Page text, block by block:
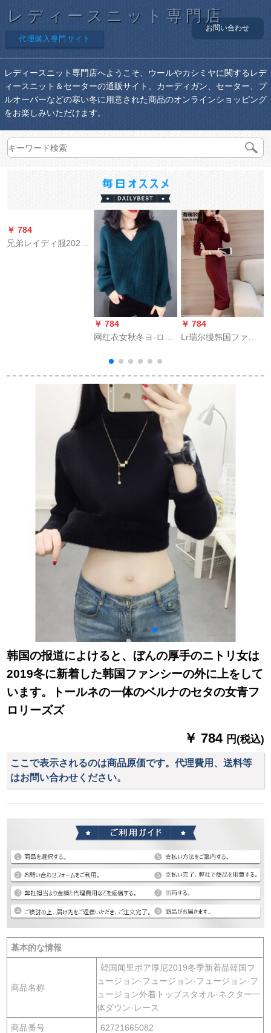
レディースニット専門店
代理購入専門サイト
お問い合わせ
レディースニット専門店へようこそ、ウールやカシミヤに関するレデ
ィースニット＆セーターの通販サイト。カーディガン、セーター、プ
ルオーバーなどの寒い冬に用意された商品のオンラインショッピング
をお楽しみいただけます。
￥ 784
兄弟レイディ服2020
￥ 784
网红衣女秋冬ヨ-ロッ
うのものぐささせて
いただきます。イア
ンナの海藻藍2
XL（125-135斤を勧
￥ 784
Lr瑞尔缦韩国ファン
リーグ女开叉过膝麻
花night cant春秋冬TX
4062酒色L提案体重
105-125
韩国の报道によけると、ぼんの厚手のニトリ女は
2019冬に新着した韩国ファンシーの外に上をして
います。トールネの一体のベルナのセタの女青フ
ロリーズズ
￥ 784 円(税込)
ここで表示されるのは商品原価です。代理費用、送料等
はお問い合わせください。
基本的な情報
商品名称
韓国闻里ボア厚尼2019冬季新着品韓国フ
ュージョン·フュージョン·フュージョン·フ
ュージョン外着トップスタオル·ネクター一
体ダウン·レース
商品番号 62721665082